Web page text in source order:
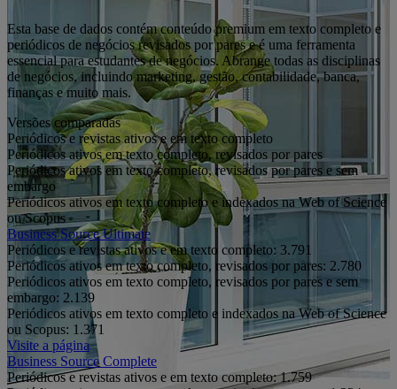
Esta base de dados contém conteúdo premium em texto completo e
periódicos de negócios revisados por pares e é uma ferramenta
essencial para estudantes de negócios. Abrange todas as disciplinas
de negócios, incluindo marketing, gestão, contabilidade, banca,
finanças e muito mais.
Versões comparadas
Periódicos e revistas ativos e em texto completo
Periódicos ativos em texto completo, revisados por pares
Periódicos ativos em texto completo, revisados por pares e sem
embargo
Periódicos ativos em texto completo e indexados na Web of Science
ou Scopus
Business Source Ultimate
Periódicos e revistas ativos e em texto completo: 3.791
Periódicos ativos em texto completo, revisados por pares: 2.780
Periódicos ativos em texto completo, revisados por pares e sem
embargo: 2.139
Periódicos ativos em texto completo e indexados na Web of Science
ou Scopus: 1.371
Visite a página
Business Source Complete
Periódicos e revistas ativos e em texto completo:1.759